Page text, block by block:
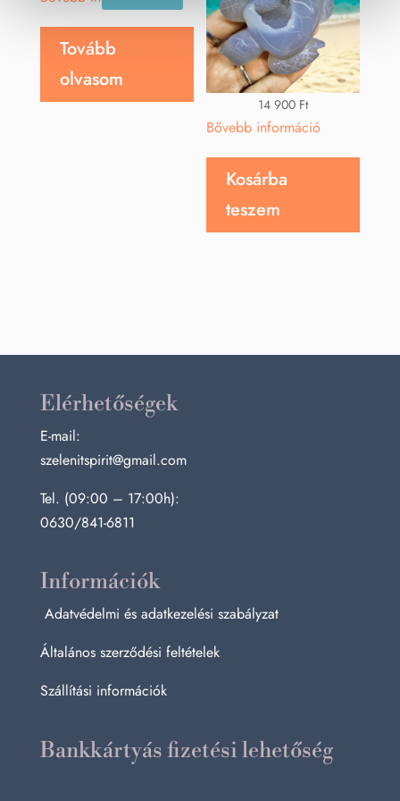
Tovább
olvasom
14 900 Ft
Bővebb információ
Kosárba
teszem
Elérhetőségek
E-mail:
szelenitspirit@gmail.com
Tel. (09:00 – 17:00h):
0630/841-6811
Információk
Adatvédelmi és adatkezelési szabályzat
Általános szerződési feltételek
Szállítási információk
Bankkártyás fizetési lehetőség